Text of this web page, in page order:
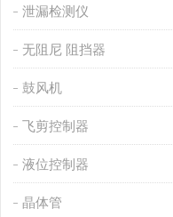
泄漏检测仪
无阻尼 阻挡器
鼓风机
飞剪控制器
液位控制器
晶体管